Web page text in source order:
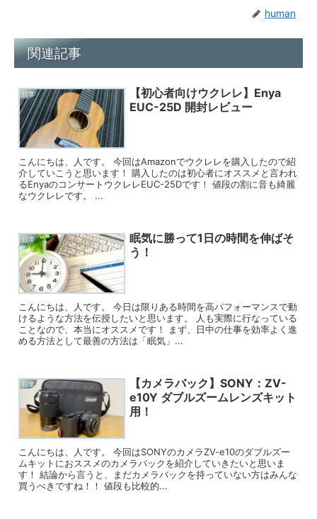
human
関連記事
日常
【初心者向けウクレレ】Enya
EUC-25D 開封レビュー
こんにちは、人です。 今回はAmazonでウクレレを購入したので紹
介していこうと思います！ 購入したのは初心者にオススメと言われ
るEnyaのコンサートウクレレEUC-25Dです！ 値段の割に音も綺麗
なウクレレです。 ...
日常
眠気に勝って1日の時間を伸ばそ
う！
こんにちは、人です。 今日は限りある時間を高パフォーマンスで動
けるような方法を伝授したいと思います。 人も実際に行なっている
ことなので、本当にオススメです！ まず、日中の仕事を効率よく進
める方法として最善の方法は「眠気」...
日常
【カメラバック】SONY：ZV-
e10Y ダブルズームレンズキット
用！
こんにちは、人です。 今回はSONYのカメラZV-e10のダブルズー
ムキットにおススメのカメラバックを紹介していきたいと思いま
す！ 結論から言うと、まだカメラバックを持っていない方はみんな
買うべきですね！！ 値段も比較的...